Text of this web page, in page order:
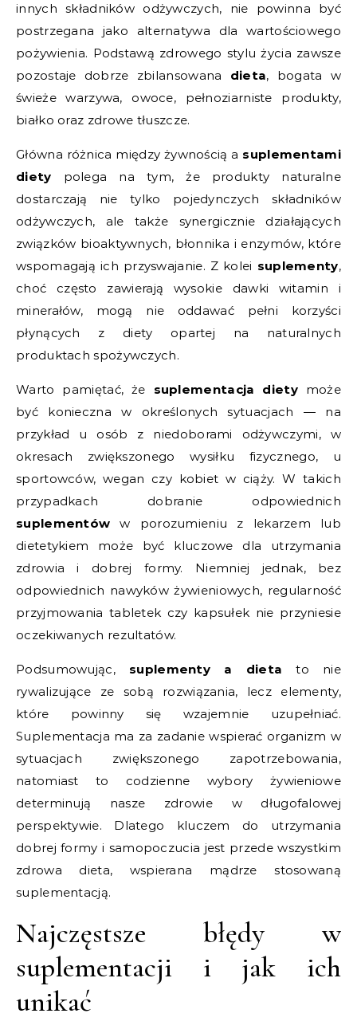
innych składników odżywczych, nie powinna być
postrzegana jako alternatywa dla wartościowego
pożywienia. Podstawą zdrowego stylu życia zawsze
pozostaje dobrze zbilansowana dieta, bogata w
świeże warzywa, owoce, pełnoziarniste produkty,
białko oraz zdrowe tłuszcze.
Główna różnica między żywnością a suplementami
diety polega na tym, że produkty naturalne
dostarczają nie tylko pojedynczych składników
odżywczych, ale także synergicznie działających
związków bioaktywnych, błonnika i enzymów, które
wspomagają ich przyswajanie. Z kolei suplementy,
choć często zawierają wysokie dawki witamin i
minerałów, mogą nie oddawać pełni korzyści
płynących z diety opartej na naturalnych
produktach spożywczych.
Warto pamiętać, że suplementacja dietymoże
być konieczna w określonych sytuacjach — na
przykład u osób z niedoborami odżywczymi, w
okresach zwiększonego wysiłku fizycznego, u
sportowców, wegan czy kobiet w ciąży. W takich
przypadkach dobranie odpowiednich
suplementów w porozumieniu z lekarzem lub
dietetykiem może być kluczowe dla utrzymania
zdrowia i dobrej formy. Niemniej jednak, bez
odpowiednich nawyków żywieniowych, regularność
przyjmowania tabletek czy kapsułek nie przyniesie
oczekiwanych rezultatów.
Podsumowując, suplementy a dieta to nie
rywalizujące ze sobą rozwiązania, lecz elementy,
które powinny się wzajemnie uzupełniać.
Suplementacja ma za zadanie wspierać organizm w
sytuacjach zwiększonego zapotrzebowania,
natomiast to codzienne wybory żywieniowe
determinują nasze zdrowie w długofalowej
perspektywie. Dlatego kluczem do utrzymania
dobrej formy i samopoczucia jest przede wszystkim
zdrowa dieta, wspierana mądrze stosowaną
suplementacją.
Najczęstsze błędy w
suplementacji i jak ich
unikać